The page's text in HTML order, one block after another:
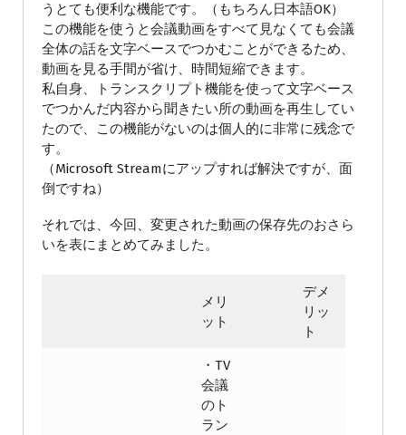
うとても便利な機能です。（もちろん日本語OK）
この機能を使うと会議動画をすべて見なくても会議
全体の話を文字ベースでつかむことができるため、
動画を見る手間が省け、時間短縮できます。
私自身、トランスクリプト機能を使って文字ベース
でつかんだ内容から聞きたい所の動画を再生してい
たので、この機能がないのは個人的に非常に残念で
す。
（Microsoft Streamにアップすれば解決ですが、面
倒ですね）
それでは、今回、変更された動画の保存先のおさら
いを表にまとめてみました。
メリ
ット
デメ
リッ
ト
・TV
会議
のト
ラン